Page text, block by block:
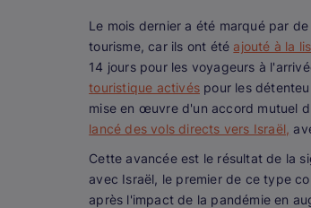
Le mois dernier a été marqué par
tourisme, car ils ont été ajouté à la
14 jours pour les voyageurs à
touristique activés pour les
mise en œuvre d'un accord mutuel
lancé des vols directs vers Israël,
Cette avancée est le résultat de la
avec Israël, le premier de ce type
après l'impact de la pandémie en